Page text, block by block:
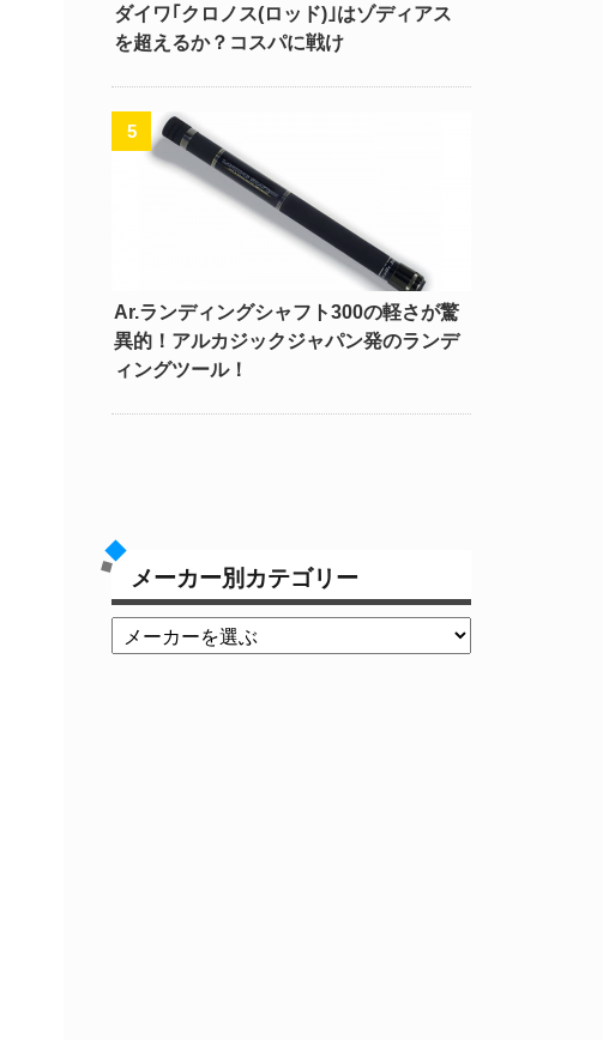
ダイワ｢クロノス(ロッド)｣はゾディアス
を超えるか？コスパに戦け
Ar.ランディングシャフト300の軽さが驚
異的！アルカジックジャパン発のランデ
ィングツール！
メーカー別カテゴリー